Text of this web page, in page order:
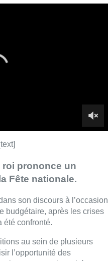
son discours à l’occasion
budgétaire, après les crises
au sein de plusieurs
un projet cohérent
de mes entretiens avec
perçu ni amertume, ni
Philippe a
pays dans le monde“, en
renforçant la compétitivité et